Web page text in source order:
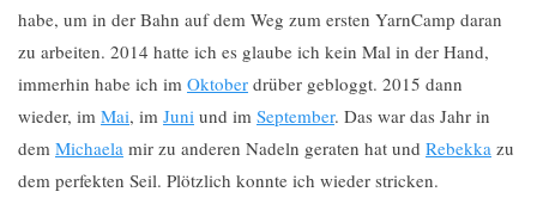
habe, um in der Bahn auf dem Weg zum ersten YarnCamp daran
zu arbeiten. 2014 hatte ich es glaube ich kein Mal in der Hand,
immerhin habe ich im Oktober drüber gebloggt. 2015 dann
wieder, im Mai, im Juni und im September. Das war das Jahr in
dem Michaela mir zu anderen Nadeln geraten hat und Rebekka zu
dem perfekten Seil. Plötzlich konnte ich wieder stricken.